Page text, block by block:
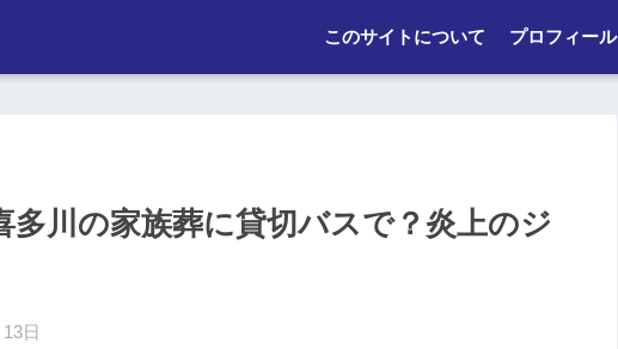
このサイトについて プロフィール
多川の家族葬に貸切バスで？炎上のジ
日